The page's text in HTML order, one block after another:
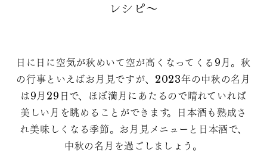
レシピ〜
日に日に空気が秋めいて空が高くなってくる9月。秋
の行事といえばお月見ですが、2023年の中秋の名月
は9月29日で、ほぼ満月にあたるので晴れていれば
美しい月を眺めることができます。日本酒も熟成さ
れ美味しくなる季節。お月見メニューと日本酒で、
中秋の名月を過ごしましょう。